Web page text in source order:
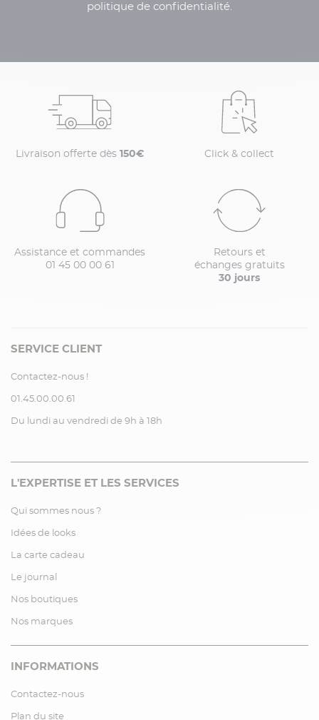
politique de confidentialité.
Livraison offerte dès 150€ Click & collect
Assistance et commandes
01 45 00 00 61
Retours et
échanges gratuits
30 jours
SERVICE CLIENT
Contactez-nous !
01.45.00.00.61
Du lundi au vendredi de 9h à 18h
L'EXPERTISE ET LES SERVICES
Qui sommes nous ?
Idées de looks
La carte cadeau
Le journal
Nos boutiques
Nos marques
INFORMATIONS
Contactez-nous
Plan du site